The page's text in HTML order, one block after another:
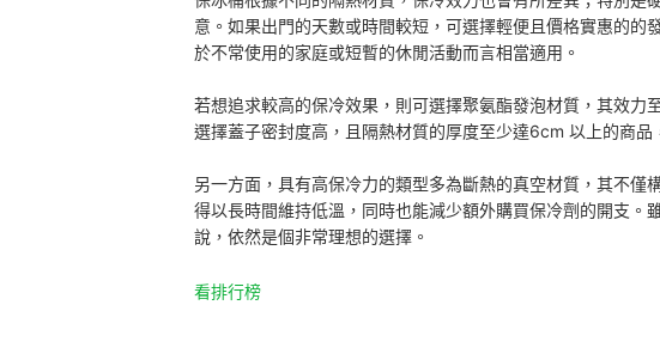
意。如果出門的天數或時間較短，可選擇輕便且價格實惠的的
於不常使用的家庭或短暫的休閒活動而言相當適用。
若想追求較高的保冷效果，則可選擇聚氨酯發泡材質，其效力
選擇蓋子密封度高，且隔熱材質的厚度至少達6cm 以上的商品
另一方面，具有高保冷力的類型多為斷熱的真空材質，其不僅
得以長時間維持低溫，同時也能減少額外購買保冷劑的開支。
說，依然是個非常理想的選擇。
看排行榜